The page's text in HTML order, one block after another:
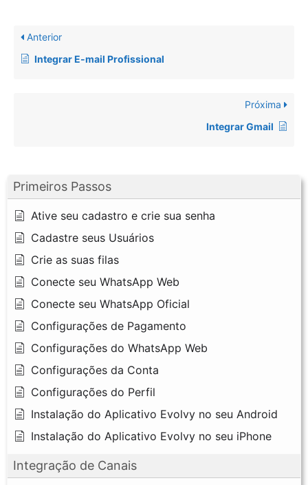
Primeiros Passos
Ative seu cadastro e crie sua senha
Cadastre seus Usuários
Crie as suas filas
Conecte seu WhatsApp Web
Conecte seu WhatsApp Oficial
Configurações de Pagamento
Configurações do WhatsApp Web
Configurações da Conta
Configurações do Perfil
Instalação do Aplicativo Evolvy no seu Android
Instalação do Aplicativo Evolvy no seu iPhone
Integração de Canais
Anterior
Integrar E-mail Profissional
Próxima
Integrar Gmail